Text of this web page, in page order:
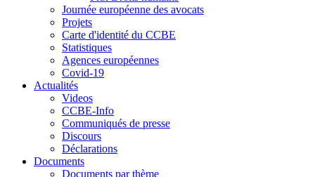
Journée européenne des avocats
Projets
Carte d'identité du CCBE
Statistiques
Agences européennes
Covid-19
Actualités
Videos
CCBE-Info
Communiqués de presse
Discours
Déclarations
Documents
Documents par thème